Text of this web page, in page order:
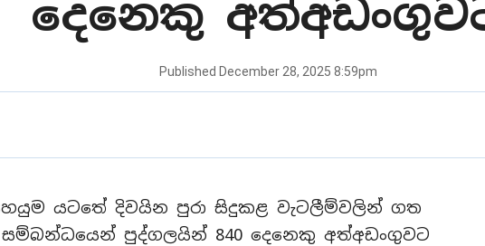
දෙනෙකු
Published December 28, 2025 8:59pm
යටතේ දිවයින පුරා සිදුකළ වැටලීම්වලින් ගත
සම්බන්ධයෙන් පුද්ගලයින් 840 දෙනෙකු අත්අඩංගුවට